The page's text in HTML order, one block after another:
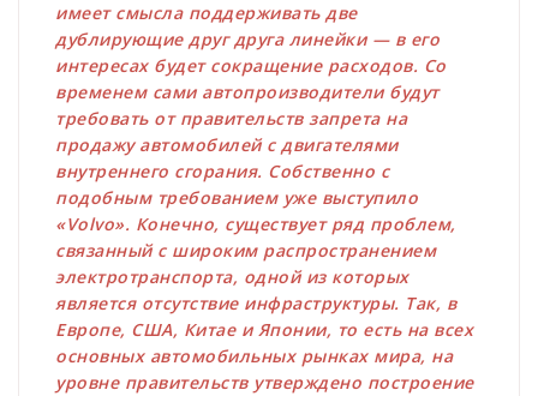
имеет смысла поддерживать две
дублирующие друг друга линейки — в его
интересах будет сокращение расходов. Со
временем сами автопроизводители будут
требовать от правительств запрета на
продажу автомобилей с двигателями
внутреннего сгорания. Собственно с
подобным требованием уже выступило
«Volvo». Конечно, существует ряд проблем,
связанный с широким распространением
электротранспорта, одной из которых
является отсутствие инфраструктуры. Так, в
Европе, США, Китае и Японии, то есть на всех
основных автомобильных рынках мира, на
уровне правительств утверждено построение